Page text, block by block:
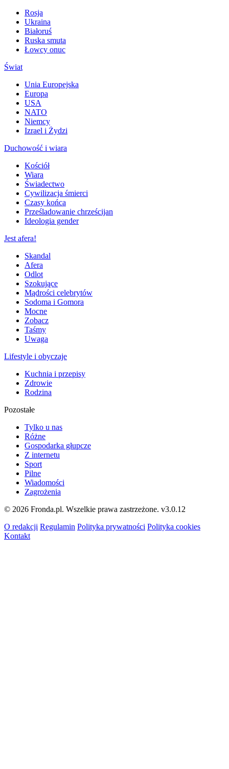
Rosja
Ukraina
Białoruś
Ruska smuta
Łowcy onuc
Świat
Unia Europejska
Europa
USA
NATO
Niemcy
Izrael i Żydzi
Duchowość i wiara
Kościół
Wiara
Świadectwo
Cywilizacja śmierci
Czasy końca
Prześladowanie chrześcijan
Ideologia gender
Jest afera!
Skandal
Afera
Odlot
Szokujące
Mądrości celebrytów
Sodoma i Gomora
Mocne
Zobacz
Taśmy
Uwaga
Lifestyle i obyczaje
Kuchnia i przepisy
Zdrowie
Rodzina
Pozostałe
Tylko u nas
Różne
Gospodarka głupcze
Z internetu
Sport
Pilne
Wiadomości
Zagrożenia
© 2026 Fronda.pl. Wszelkie prawa zastrzeżone. v3.0.12
O redakcji Regulamin Polityka prywatności Polityka cookies
Kontakt